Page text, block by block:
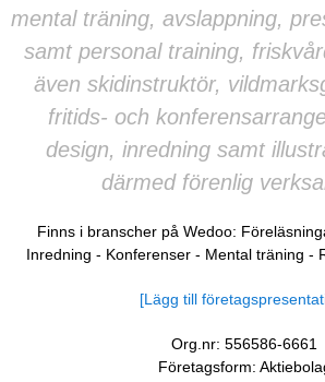
mental träning, avslappning,
samt personal training,
även skidinstruktör,
fritids- och
design, inredning samt
därmed förenlig
Finns i branscher på Wedoo:
Inredning - Konferenser - Mental träning -
[Lägg till
Org.nr: 556586-6661
Företagsform: